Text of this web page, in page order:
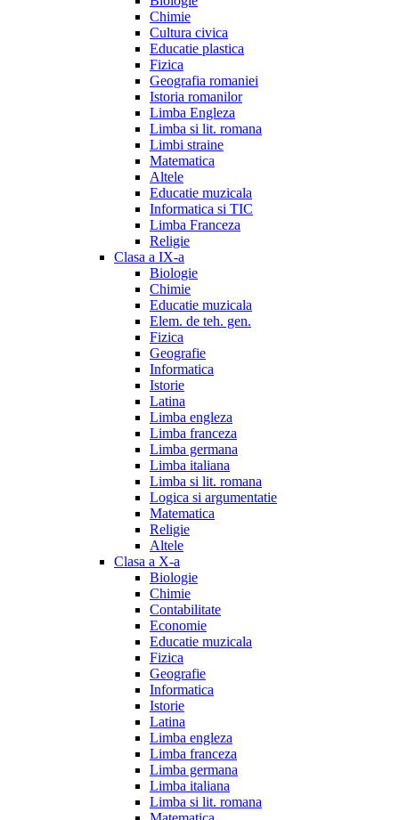
Chimie
Cultura civica
Educatie plastica
Fizica
Geografia romaniei
Istoria romanilor
Limba Engleza
Limba si lit. romana
Limbi straine
Matematica
Altele
Educatie muzicala
Informatica si TIC
Limba Franceza
Religie
Clasa a IX-a
Biologie
Chimie
Educatie muzicala
Elem. de teh. gen.
Fizica
Geografie
Informatica
Istorie
Latina
Limba engleza
Limba franceza
Limba germana
Limba italiana
Limba si lit. romana
Logica si argumentatie
Matematica
Religie
Altele
Clasa a X-a
Biologie
Chimie
Contabilitate
Economie
Educatie muzicala
Fizica
Geografie
Informatica
Istorie
Latina
Limba engleza
Limba franceza
Limba germana
Limba italiana
Limba si lit. romana